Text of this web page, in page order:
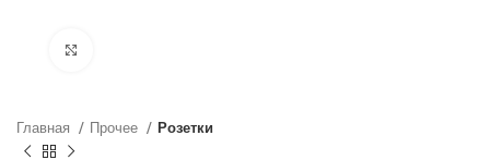
Главная Прочее Розетки